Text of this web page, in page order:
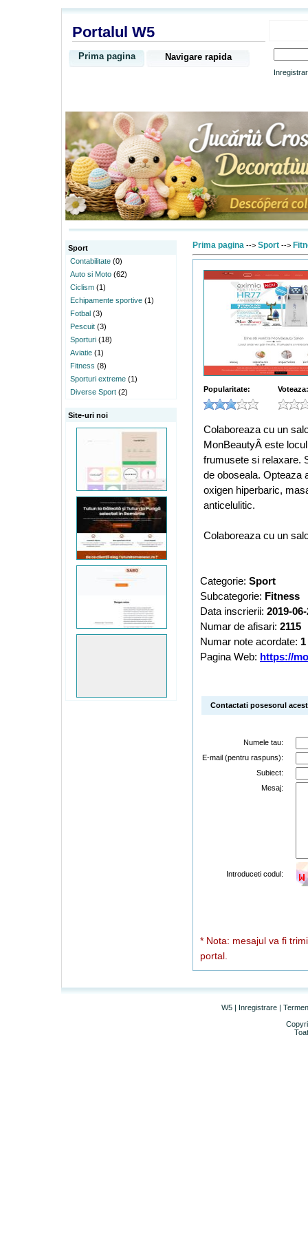
Portalul W5
Prima pagina Navigare rapida
Sport
Contabilitate (0)
Auto si Moto (62)
Ciclism (1)
Echipamente sportive (1)
Fotbal (3)
Pescuit (3)
Sporturi (18)
Aviatie (1)
Fitness (8)
Sporturi extreme (1)
Diverse Sport (2)
Site-uri noi
Prima pagina --> Sport -->
Popularitate: Voteaza:
Colaboreaza cu un
MonBeautyÂ este
frumusete si relaxare.
de oboseala. Opteaza
oxigen hiperbaric,
anticelulitic.
Colaboreaza cu un
Categorie: Sport
Subcategorie: Fitness
Data inscrierii: 2019-
Numar de afisari: 2115
Numar note acordate: 1
Pagina Web: https://
Contactati posesorul
Numele tau:
E-mail (pentru raspuns):
Subiect:
Mesaj:
Introduceti codul:
* Nota: mesajul va fi
portal.
W5| Inregistrare|